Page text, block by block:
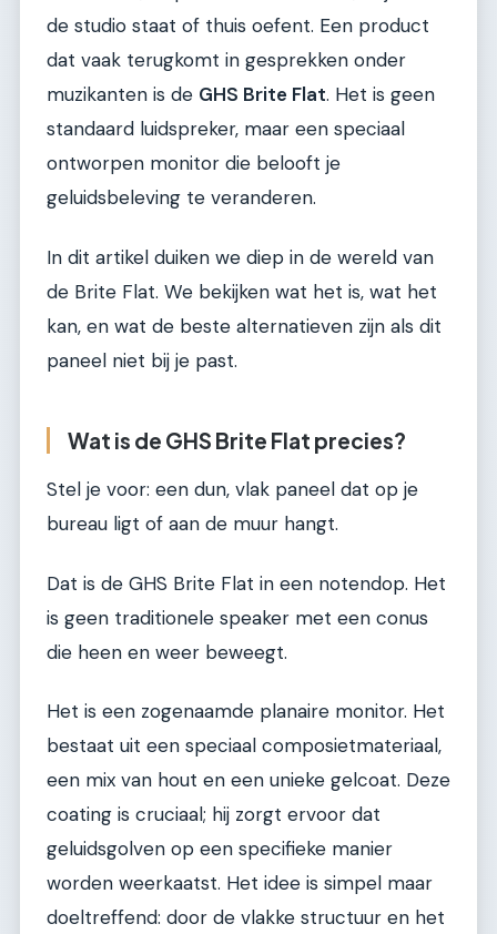
de studio staat of thuis oefent. Een product
dat vaak terugkomt in gesprekken onder
muzikanten is de GHS Brite Flat. Het is geen
standaard luidspreker, maar een speciaal
ontworpen monitor die belooft je
geluidsbeleving te veranderen.
In dit artikel duiken we diep in de wereld van
de Brite Flat. We bekijken wat het is, wat het
kan, en wat de beste alternatieven zijn als dit
paneel niet bij je past.
Wat is de GHS Brite Flat precies?
Stel je voor: een dun, vlak paneel dat op je
bureau ligt of aan de muur hangt.
Dat is de GHS Brite Flat in een notendop. Het
is geen traditionele speaker met een conus
die heen en weer beweegt.
Het is een zogenaamde planaire monitor. Het
bestaat uit een speciaal composietmateriaal,
een mix van hout en een unieke gelcoat. Deze
coating is cruciaal; hij zorgt ervoor dat
geluidsgolven op een specifieke manier
worden weerkaatst. Het idee is simpel maar
doeltreffend: door de vlakke structuur en het